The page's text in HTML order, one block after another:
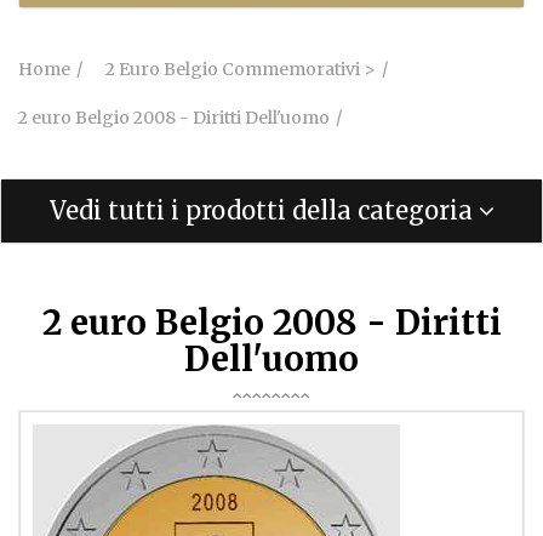
Home 2 Euro Belgio Commemorativi >
2 euro Belgio 2008 - Diritti Dell'uomo
Vedi tutti i prodotti della categoria
2 euro Belgio 2008 - Diritti
Dell'uomo